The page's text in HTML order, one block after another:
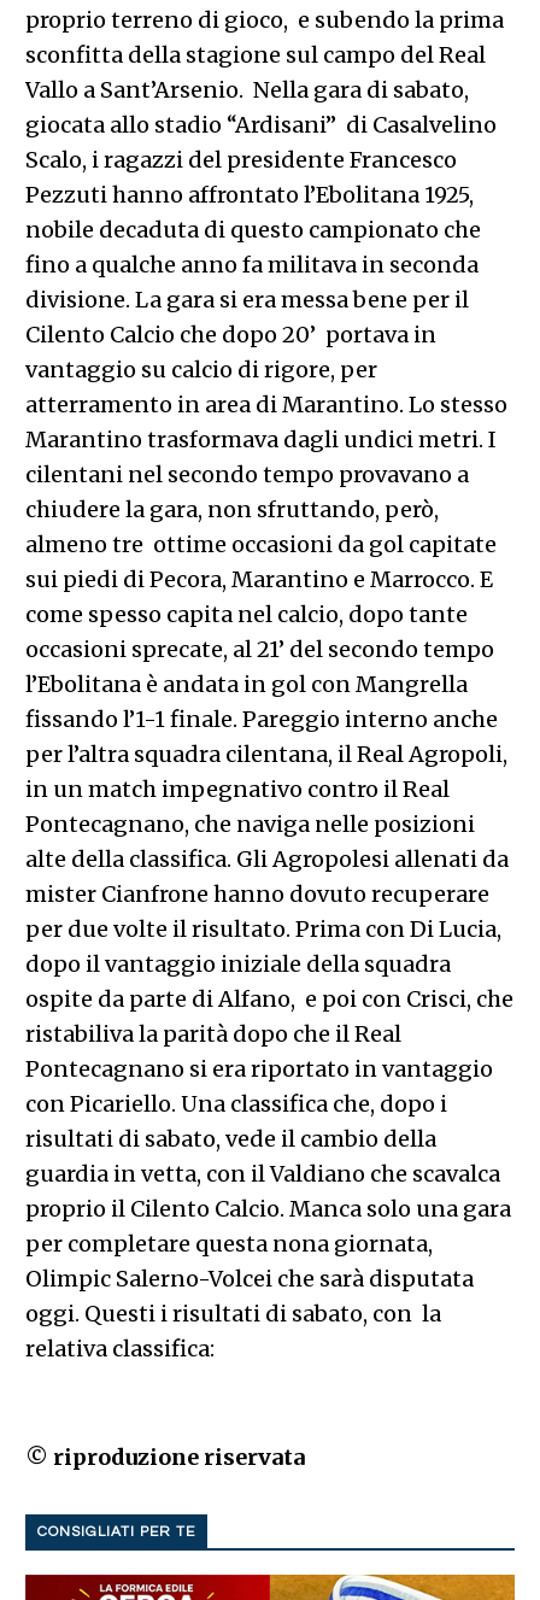
proprio terreno di gioco, e subendo la prima
sconfitta della stagione sul campo del Real
Vallo a Sant’Arsenio. Nella gara di sabato,
giocata allo stadio “Ardisani” di Casalvelino
Scalo, i ragazzi del presidente Francesco
Pezzuti hanno affrontato l’Ebolitana 1925,
nobile decaduta di questo campionato che
fino a qualche anno fa militava in seconda
divisione. La gara si era messa bene per il
Cilento Calcio che dopo 20’ portava in
vantaggio su calcio di rigore, per
atterramento in area di Marantino. Lo stesso
Marantino trasformava dagli undici metri. I
cilentani nel secondo tempo provavano a
chiudere la gara, non sfruttando, però,
almeno tre ottime occasioni da gol capitate
sui piedi di Pecora, Marantino e Marrocco. E
come spesso capita nel calcio, dopo tante
occasioni sprecate, al 21’ del secondo tempo
l’Ebolitana è andata in gol con Mangrella
fissando l’1-1 finale. Pareggio interno anche
per l’altra squadra cilentana, il Real Agropoli,
in un match impegnativo contro il Real
Pontecagnano, che naviga nelle posizioni
alte della classifica. Gli Agropolesi allenati da
mister Cianfrone hanno dovuto recuperare
per due volte il risultato. Prima con Di Lucia,
dopo il vantaggio iniziale della squadra
ospite da parte di Alfano, e poi con Crisci, che
ristabiliva la parità dopo che il Real
Pontecagnano si era riportato in vantaggio
con Picariello. Una classifica che, dopo i
risultati di sabato, vede il cambio della
guardia in vetta, con il Valdiano che scavalca
proprio il Cilento Calcio. Manca solo una gara
per completare questa nona giornata,
Olimpic Salerno-Volcei che sarà disputata
oggi. Questi i risultati di sabato, con la
relativa classifica:
© riproduzione riservata
CONSIGLIATI PER TE